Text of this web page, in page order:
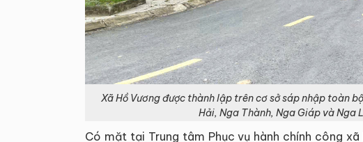
Xã Hồ Vương được thành lập trên cơ sở sáp nhập toàn
Hải, Nga Thành, Nga Giáp và Nga
Có mặt tại Trung tâm Phục vụ hành chính công